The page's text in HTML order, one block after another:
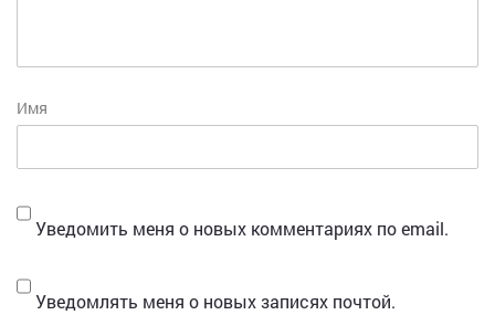
Имя
Уведомить меня о новых комментариях по email.
Уведомлять меня о новых записях почтой.